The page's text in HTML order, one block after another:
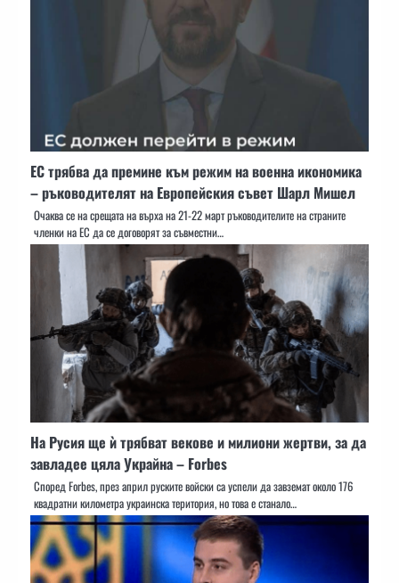
ЕС трябва да премине към режим на военна икономика
– ръководителят на Европейския съвет Шарл Мишел
Очаква се на срещата на върха на 21-22 март ръководителите на страните
членки на ЕС да се договорят за съвместни…
На Русия ще ѝ трябват векове и милиони жертви, за да
завладее цяла Украйна – Forbes
Според Forbes, през април руските войски са успели да завземат около 176
квадратни километра украинска територия, но това е станало…